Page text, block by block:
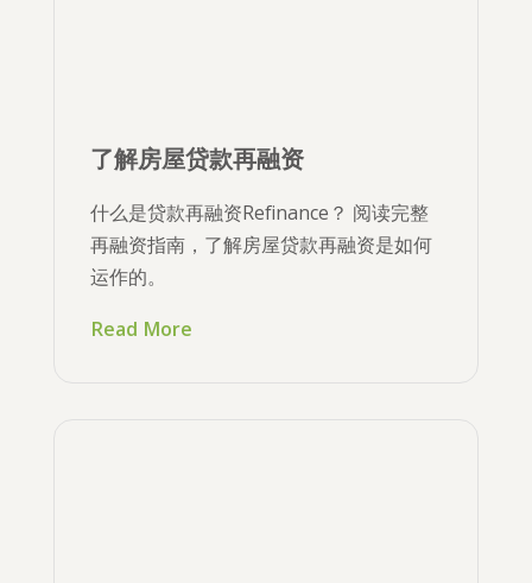
了解房屋贷款再融资
什么是贷款再融资Refinance？ 阅读完整
再融资指南，了解房屋贷款再融资是如何
运作的。
Read More